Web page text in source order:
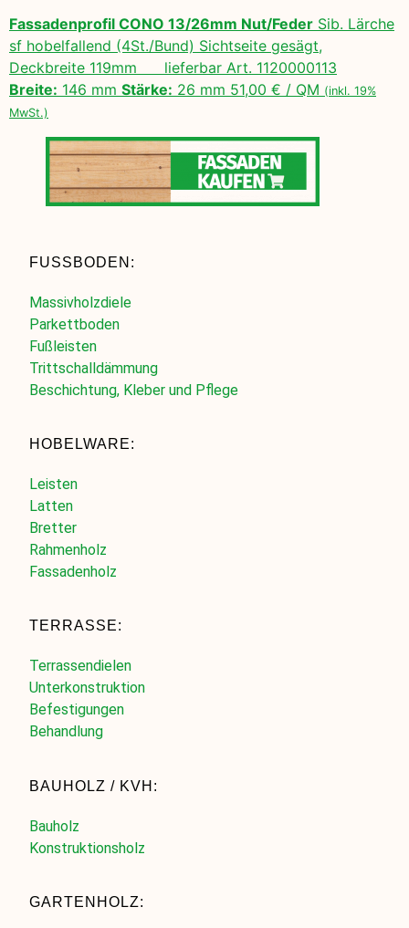
Fassadenprofil CONO 13/26mm Nut/Feder Sib. Lärche
sf hobelfallend (4St./Bund) Sichtseite gesägt,
Deckbreite 119mm lieferbar Art. 1120000113
Breite: 146 mm Stärke: 26 mm 51,00 € / QM (inkl. 19%
MwSt.)
FUSSBODEN:
Massivholzdiele
Parkettboden
Fußleisten
Trittschalldämmung
Beschichtung, Kleber und Pflege
HOBELWARE:
Leisten
Latten
Bretter
Rahmenholz
Fassadenholz
TERRASSE:
Terrassendielen
Unterkonstruktion
Befestigungen
Behandlung
BAUHOLZ / KVH:
Bauholz
Konstruktionsholz
GARTENHOLZ: